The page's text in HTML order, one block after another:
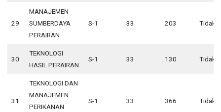
29
MANAJEMEN
SUMBERDAYA
PERAIRAN
S-1 33 203 Tidak
30
TEKNOLOGI
HASIL PERAIRAN
S-1 33 130 Tidak
31
TEKNOLOGI DAN
MANAJEMEN
PERIKANAN
S-1 33 366 Tidak